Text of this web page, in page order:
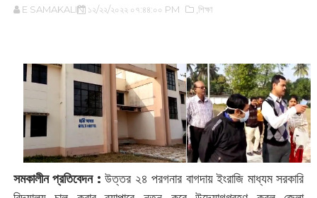
E SAMAKALIN ১২/২২/২০২২ ০৭:৪৪:০০ PM ,শিক্ষা
সমকালীন প্রতিবেদন : উত্তর ২৪ পরগনার বাগদায় ইংরাজি মাধ্যম সরকারি